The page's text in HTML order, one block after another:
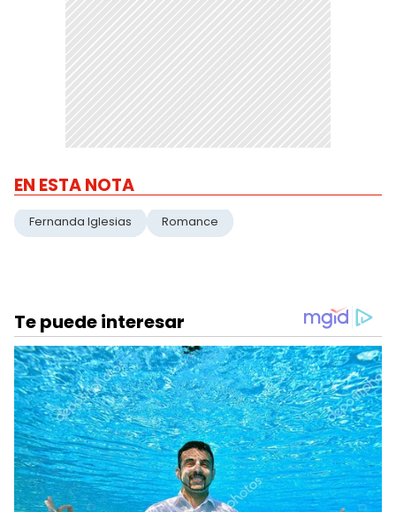
EN ESTA NOTA
Fernanda Iglesias Romance